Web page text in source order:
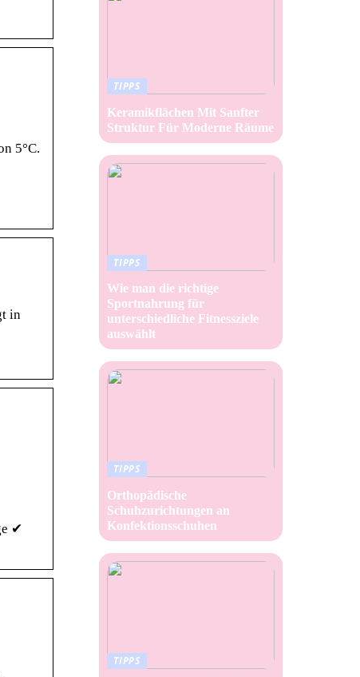
5°C.
in
✔
TIPPS
Keramikflächen Mit Sanfter
Struktur Für Moderne Räume
TIPPS
Wie man die richtige
Sportnahrung für
unterschiedliche Fitnessziele
auswählt
TIPPS
Orthopädische
Schuhzurichtungen an
Konfektionsschuhen
TIPPS